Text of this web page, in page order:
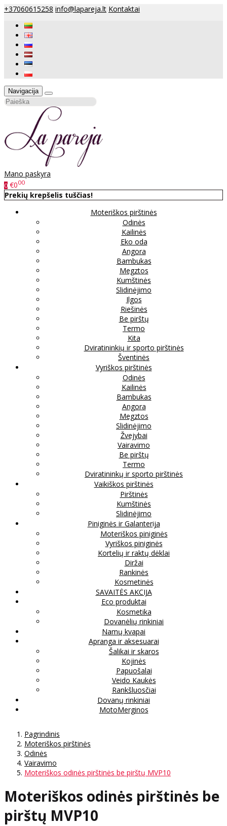
+37060615258 info@lapareja.lt Kontaktai
Navigacija
Mano paskyra
0 €000
Prekių krepšelis tuščias!
Moteriškos pirštinės
Odinės
Kailinės
Eko oda
Angora
Bambukas
Megztos
Kumštinės
Slidinėjimo
Ilgos
Riešinės
Be pirštų
Termo
Kita
Dviratininkių ir sporto pirštinės
Šventinės
Vyriškos pirštinės
Odinės
Kailinės
Bambukas
Angora
Megztos
Slidinėjimo
Žvejybai
Vairavimo
Be pirštų
Termo
Dviratininkų ir sporto pirštinės
Vaikiškos pirštinės
Pirštinės
Kumštinės
Slidinėjimo
Piniginės ir Galanterija
Moteriškos piniginės
Vyriškos piniginės
Kortelių ir raktų dėklai
Diržai
Rankinės
Kosmetinės
SAVAITĖS AKCIJA
Eco produktai
Kosmetika
Dovanėlių rinkiniai
Namų kvapai
Apranga ir aksesuarai
Šalikai ir skaros
Kojinės
Papuošalai
Veido Kaukės
Rankšluosčiai
Dovanų rinkiniai
MotoMerginos
Pagrindinis
Moteriškos pirštinės
Odinės
Vairavimo
Moteriškos odinės pirštinės be pirštų MVP10
Moteriškos odinės pirštinės be
pirštų MVP10